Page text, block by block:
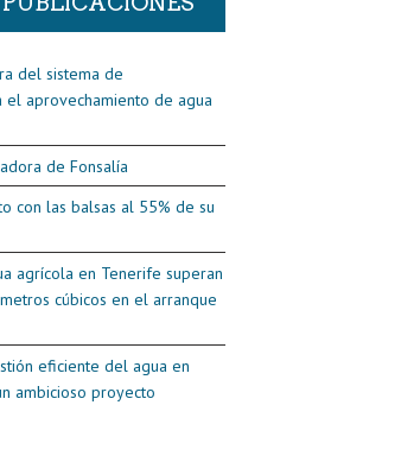
del sistema de
el aprovechamiento de agua
de Fonsalía
con las balsas al 55% de su
agrícola en Tenerife superan
cúbicos en el arranque
eficiente del agua en
ambicioso proyecto